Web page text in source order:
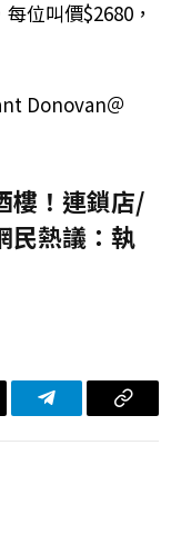
位叫價$2680，
Donovan＠
樓！連鎖店/
民熱議：執
Telegram复